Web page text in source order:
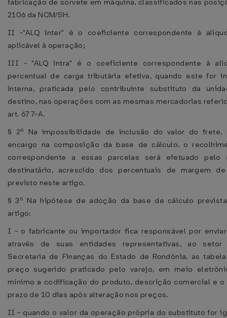
fabricação de sorvete em máquina, classificados nas
2106 da NCM/SH.
II -"ALQ inter" é o coeficiente correspondente à
aplicável à operação;
III - "ALQ intra" é o coeficiente correspondente à
percentual de carga tributária efetiva, quando este for
interna, praticada pelo contribuinte substituto da
destino, nas operações com as mesmas mercadorias
art. 677-A.
§ 2º Na impossibilidade de inclusão do valor do frete,
encargo na composição da base de cálculo, o
correspondente a essas parcelas será efetuado pelo
destinatário, acrescido dos percentuais de margem
previsto neste artigo.
§ 3º Na hipótese de adoção da base de cálculo
artigo:
I - o fabricante ou importador fica responsável por
através de suas entidades representativas, ao setor
Secretaria de Finanças do Estado de Rondônia, as
preço sugerido praticado pelo varejo, em meio
mínimo a codificação do produto, descrição comercial e o
prazo de 10 dias após alteração nos preços.
II - quando o valor da operação própria do substituto for